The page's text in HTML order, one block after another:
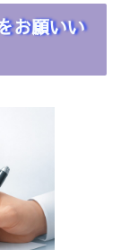
お願いい